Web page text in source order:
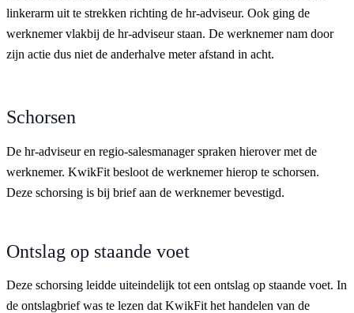
linkerarm uit te strekken richting de hr-adviseur. Ook ging de
werknemer vlakbij de hr-adviseur staan. De werknemer nam door
zijn actie dus niet de anderhalve meter afstand in acht.
Schorsen
De hr-adviseur en regio-salesmanager spraken hierover met de
werknemer. KwikFit besloot de werknemer hierop te schorsen.
Deze schorsing is bij brief aan de werknemer bevestigd.
Ontslag op staande voet
Deze schorsing leidde uiteindelijk tot een ontslag op staande voet. In
de ontslagbrief was te lezen dat KwikFit het handelen van de